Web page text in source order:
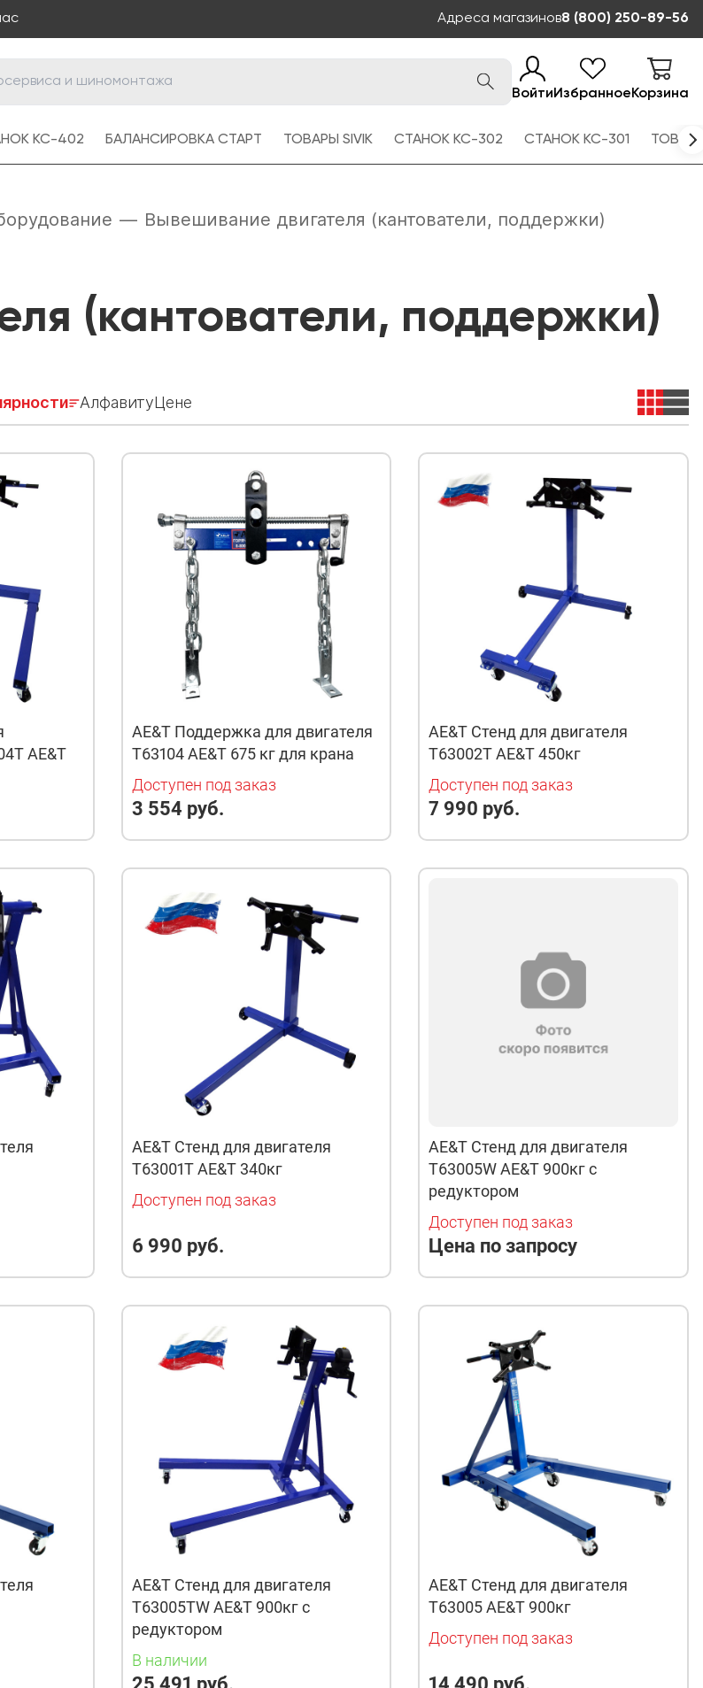
Адреса магазинов8 (800) 250-89-56
ВойтиИзбранноеКорзина
КС-402 БАЛАНСИРОВКА СТАРТ ТОВАРЫ SIVIK СТАНОК КС-302 СТАНОК КС-301 ТОВАРЫ
— Вывешивание двигателя (кантователи, поддержки)
(кантователи, поддержки)
АлфавитуЦене
AE&T
AE&T Поддержка для двигателя
T63104 AE&T 675 кг для крана
Доступен под заказ
3 554 руб.
AE&T Стенд для двигателя
T63002T AE&T 450кг
Доступен под заказ
7 990 руб.
AE&T Стенд для двигателя
T63001T AE&T 340кг
Доступен под заказ
6 990 руб.
AE&T Стенд для двигателя
Т63005W AE&T 900кг с
редуктором
Доступен под заказ
Цена по запросу
AE&T Стенд для двигателя
T63005TW AE&T 900кг с
редуктором
В наличии
AE&T Стенд для двигателя
Т63005 AE&T 900кг
Доступен под заказ